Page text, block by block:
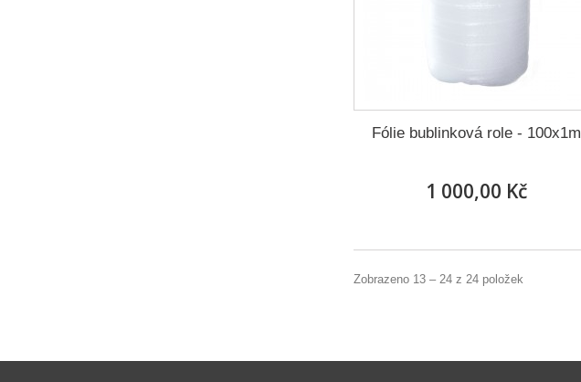
Fólie bublinková role - 100x1m
1 000,00 Kč
Zobrazeno 13 – 24 z 24 položek